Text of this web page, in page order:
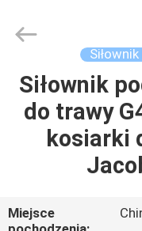
DOM
PRODUKTY
NAS
Trading
Rights
Reserved.Siłownik
do trawy
kosiarki
Miejsce